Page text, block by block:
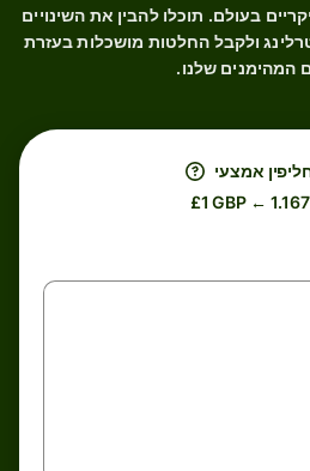
בעולם. תוכלו להבין את השינויים
ולקבל החלטות מושכלות בעזרת
המהימנים שלנו.
אמצעי
£1 GBP ←